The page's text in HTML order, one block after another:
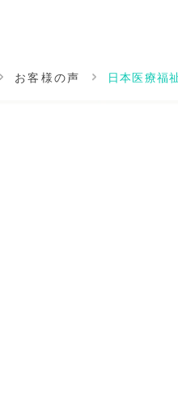
お客様の声 日本医療福